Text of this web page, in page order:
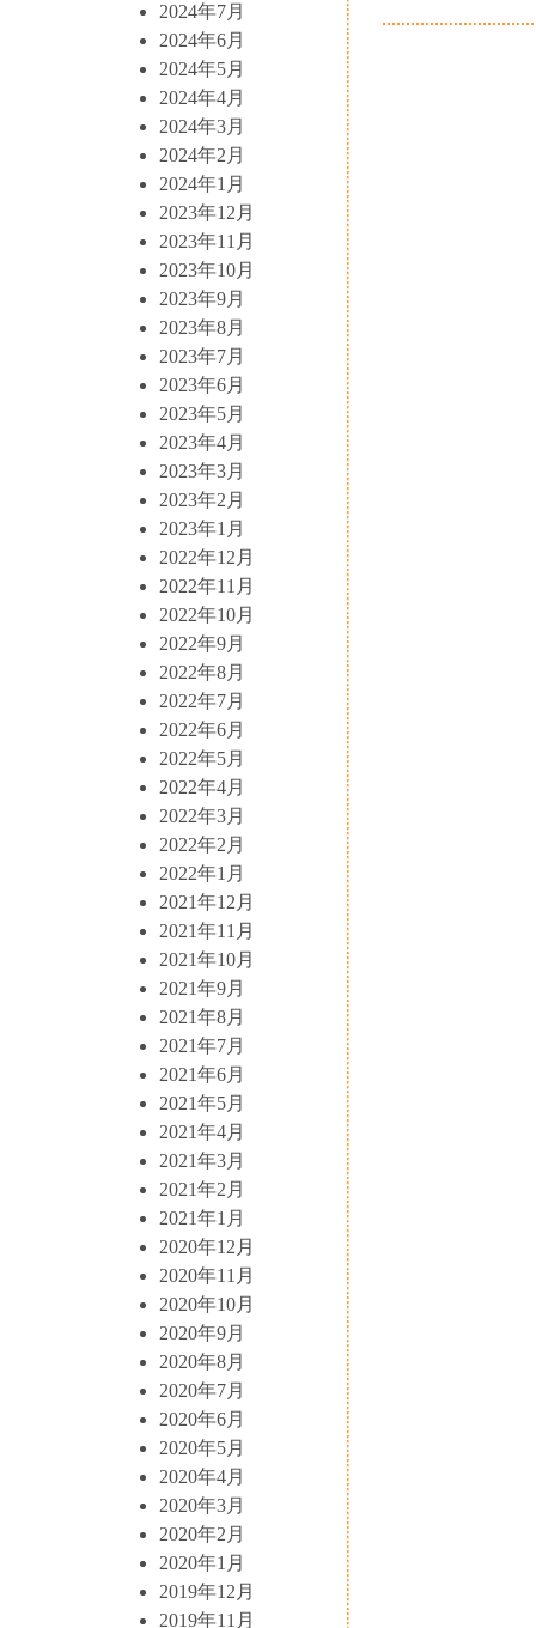
2024年7月
2024年6月
2024年5月
2024年4月
2024年3月
2024年2月
2024年1月
2023年12月
2023年11月
2023年10月
2023年9月
2023年8月
2023年7月
2023年6月
2023年5月
2023年4月
2023年3月
2023年2月
2023年1月
2022年12月
2022年11月
2022年10月
2022年9月
2022年8月
2022年7月
2022年6月
2022年5月
2022年4月
2022年3月
2022年2月
2022年1月
2021年12月
2021年11月
2021年10月
2021年9月
2021年8月
2021年7月
2021年6月
2021年5月
2021年4月
2021年3月
2021年2月
2021年1月
2020年12月
2020年11月
2020年10月
2020年9月
2020年8月
2020年7月
2020年6月
2020年5月
2020年4月
2020年3月
2020年2月
2020年1月
2019年12月
2019年11月